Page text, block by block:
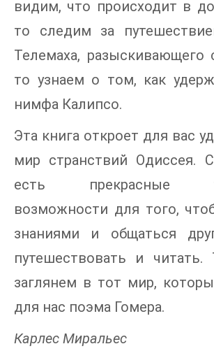
видим, что происходит в
то следим за
Телемаха, разыскивающего
то узнаем о том, как
нимфа Калипсо.
Эта книга откроет для вас
мир странствий Одиссея.
есть прекрасные
возможности для того,
знаниями и общаться
путешествовать и читать.
заглянем в тот мир,
для нас поэма Гомера.
Карлес Миральес